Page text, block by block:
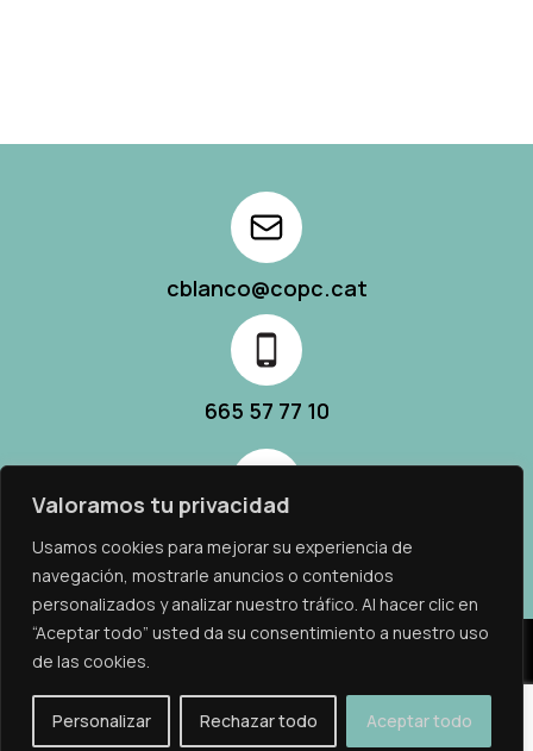
Valoramos tu privacidad
Usamos cookies para mejorar su experiencia de
navegación, mostrarle anuncios o contenidos
personalizados y analizar nuestro tráfico. Al hacer clic en
“Aceptar todo” usted da su consentimiento a nuestro uso
de las cookies.
Personalizar Rechazar todo Aceptar todo
cblanco@copc.cat
665 57 77 10
C/ Altafulla 8, 3r 2ª 08302 Mataró
Política de cookies
Avís legal